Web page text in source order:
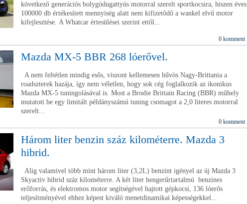
következő generációs bolygódugattyús motorral szerelt sportkocsira, hiszen éves
100000 db értékesített mennyiség alatt nem kifizetődő a wankel elvű motor
kifejlesztése. A Whatcar értesülései szerint ettől...
0 komment
Mazda MX-5 BBR 268 lóerővel.
A nem feltétlen mindig esős, viszont kellemesen hűvös Nagy-Brittania a
roadszterek hazája, így nem véletlen, hogy sok cég foglalkozik az ikonikus
Mazda MX-5 tuningolásával is. Most a Brodie Brittain Racing (BBR) műhely
mutatott be egy limitált példányszámú tuning csomagot a 2,0 literes motorral
szerelt...
0 komment
Három liter benzin száz kilométerre. Mazda 3
hibrid.
Alig valamivel több mint három liter (3,2L) benzint igényel az új Mazda 3
Skyactiv hibrid száz kilométerre. A két liter hengerűrtartalmú benzines
erőforrás, és elektromos motor segítségével hajtott gépkocsi, 136 lóerős
teljesítményével ehhez képest kiváló menetdinamikai képességekkel...